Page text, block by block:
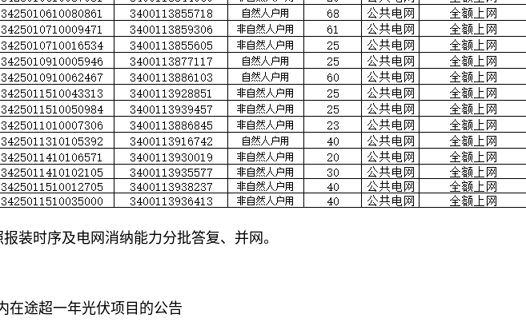
装时序及电网消纳能力分批答复、并网。
在途超一年光伏项目的公告